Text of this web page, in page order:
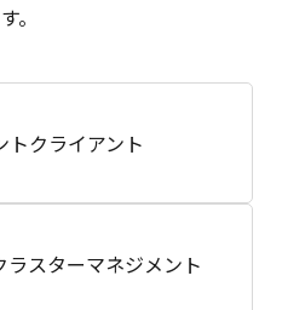
。
トクライアント
ラスターマネジメント